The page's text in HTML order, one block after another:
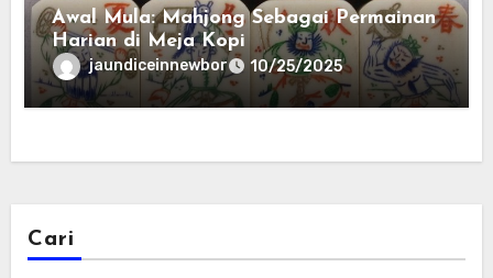
Awal Mula: Mahjong Sebagai Permainan
Harian di Meja Kopi
jaundiceinnewbor 10/25/2025
Cari